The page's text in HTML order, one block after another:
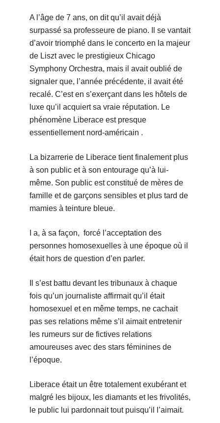
A l’âge de 7 ans, on dit qu’il avait déjà
surpassé sa professeure de piano. Il se vantait
d’avoir triomphé dans le concerto en la majeur
de Liszt avec le prestigieux Chicago
Symphony Orchestra, mais il avait oublié de
signaler que, l’année précédente, il avait été
recalé. C’est en s’exerçant dans les hôtels de
luxe qu’il acquiert sa vraie réputation. Le
phénomène Liberace est presque
essentiellement nord-américain .
La bizarrerie de Liberace tient finalement plus
à son public et à son entourage qu’à lui-
même. Son public est constitué de mères de
famille et de garçons sensibles et plus tard de
mamies à teinture bleue.
I a, à sa façon, forcé l’acceptation des
personnes homosexuelles à une époque où il
était hors de question d’en parler.
Il s’est battu devant les tribunaux à chaque
fois qu’un journaliste affirmait qu’il était
homosexuel et en même temps, ne cachait
pas ses relations même s’il aimait entretenir
les rumeurs sur de fictives relations
amoureuses avec des stars féminines de
l’époque.
Liberace était un être totalement exubérant et
malgré les bijoux, les diamants et les frivolités,
le public lui pardonnait tout puisqu’il l’aimait.